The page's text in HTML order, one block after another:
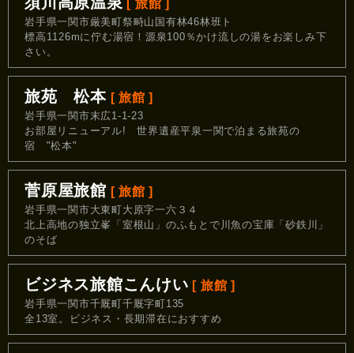
[ 旅館 ]
岩手県一関市厳美町祭畤山国有林46林班ト
標高1126mに佇む湯宿！源泉100％かけ流しの湯をお楽しみ下
さい。
旅苑 松本 [ 旅館 ]
岩手県一関市末広1‐1‐23
お部屋リニューアル! 世界遺産平泉一関で泊まる旅苑の
宿 "松本"
菅原屋旅館 [ 旅館 ]
岩手県一関市大東町大原字一六３４
北上高地の独立峯「室根山」のふもとで川魚の宝庫「砂鉄川」
のそば
ビジネス旅館こんけい [ 旅館 ]
岩手県一関市千厩町千厩字町135
全13室。ビジネス・長期滞在におすすめ